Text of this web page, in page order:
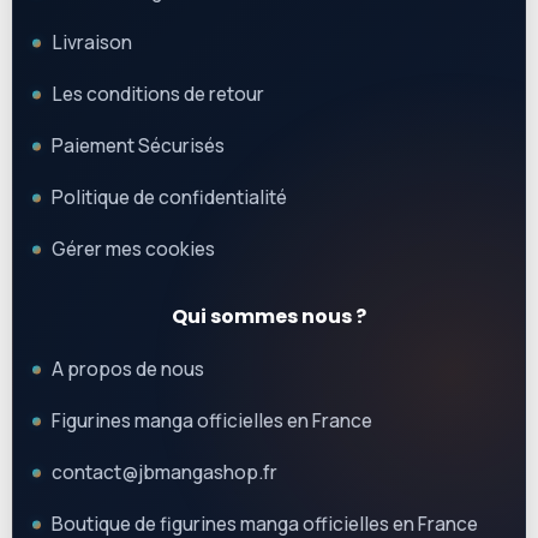
Livraison
Les conditions de retour
Paiement Sécurisés
Politique de confidentialité
Gérer mes cookies
Qui sommes nous ?
A propos de nous
Figurines manga officielles en France
contact@jbmangashop.fr
Boutique de figurines manga officielles en France